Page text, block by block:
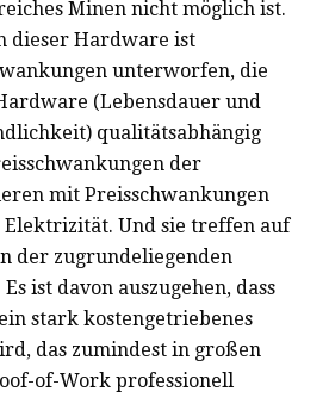
Minen nicht möglich ist.
dieser Hardware ist
unterworfen, die
(Lebensdauer und
qualitätsabhängig
der
mit Preisschwankungen
Und sie treffen auf
der zugrundeliegenden
ist davon auszugehen, dass
stark kostengetriebenes
das zumindest in großen
of-Work professionell